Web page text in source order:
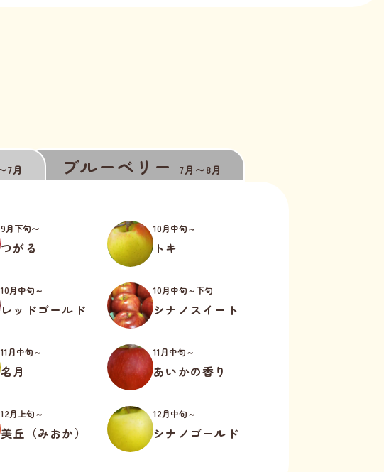
7月 ブルーベリー 7月〜8月
9月下旬〜
つがる
10月中旬～
トキ
10月中旬～
レッドゴールド
10月中旬～下旬
シナノスイート
11月中旬～
名月
11月中旬～
あいかの香り
12月上旬～
美丘（みおか）
12月中旬～
シナノゴールド